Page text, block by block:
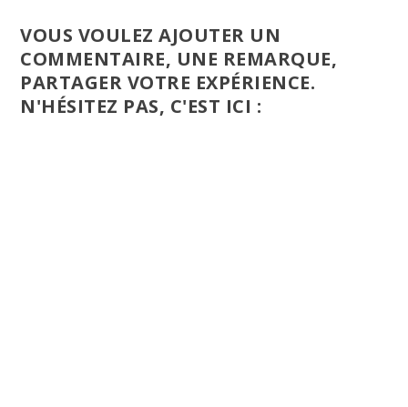
VOUS VOULEZ AJOUTER UN
COMMENTAIRE, UNE REMARQUE,
PARTAGER VOTRE EXPÉRIENCE.
N'HÉSITEZ PAS, C'EST ICI :